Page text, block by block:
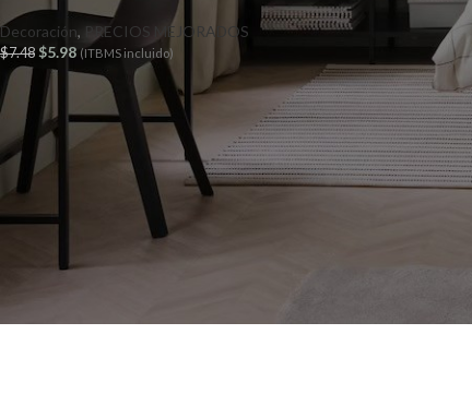
Decoración, PRECIOS MEJORADOS
$7.48 $5.98 (ITBMS incluido)